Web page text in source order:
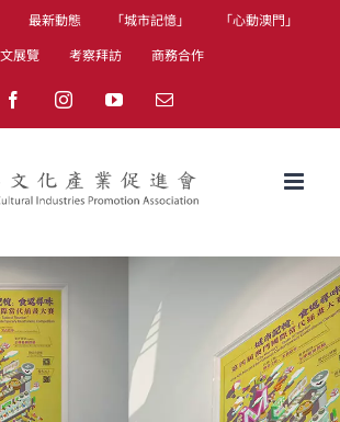
最新動態 「城市記憶」
「心動澳門」
展覽
考察拜訪 商務合作
FacebookInstagramYouTubeEmail